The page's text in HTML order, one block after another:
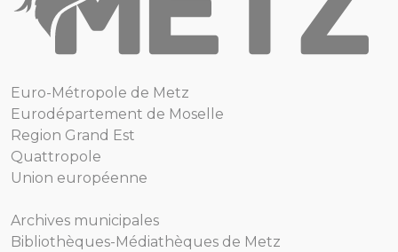
Euro-Métropole de Metz
Eurodépartement de Moselle
Region Grand Est
Quattropole
Union européenne
Archives municipales
Bibliothèques-Médiathèques de Metz